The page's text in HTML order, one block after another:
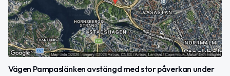
Vägen Pampaslänken avstängd med stor påverkan under